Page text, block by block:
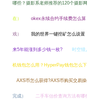
哪些？摄影系老师推荐的120个摄影
在） okex永续合约手续费怎么算
戏） 我的世界一键挖矿怎么设置
来5年能涨到多少钱一枚? 时空猎
机钱包怎么用？HyperPay钱包怎么
AXS币怎么获得?AXS币购买交易
完成） 二手车估价查询方法有哪